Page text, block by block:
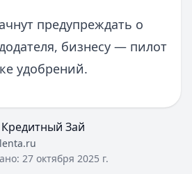
предупреждать о
бизнесу — пилот
удобрений.
Зай
lenta.ru
27 октября 2025 г.